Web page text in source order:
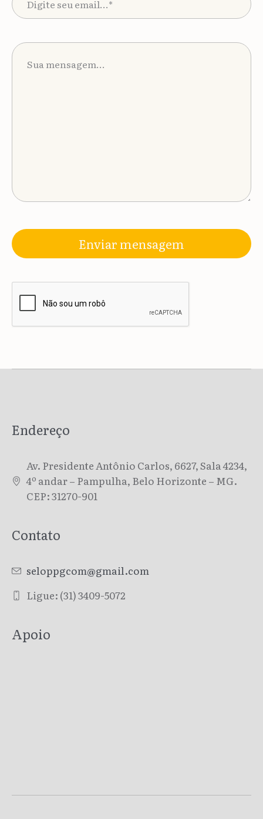
Endereço
Av. Presidente Antônio Carlos, 6627, Sala 4234,
4º andar – Pampulha, Belo Horizonte – MG.
CEP: 31270-901
Contato
seloppgcom@gmail.com
Ligue: (31) 3409-5072
Apoio